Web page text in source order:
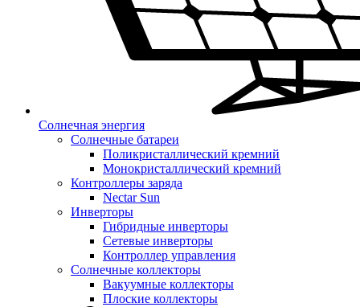
Солнечная энергия
Солнечные батареи
Поликристаллический кремний
Монокристаллический кремний
Контроллеры заряда
Nectar Sun
Инверторы
Гибридные инверторы
Сетевые инверторы
Контроллер управления
Солнечные коллекторы
Вакуумные коллекторы
Плоские коллекторы